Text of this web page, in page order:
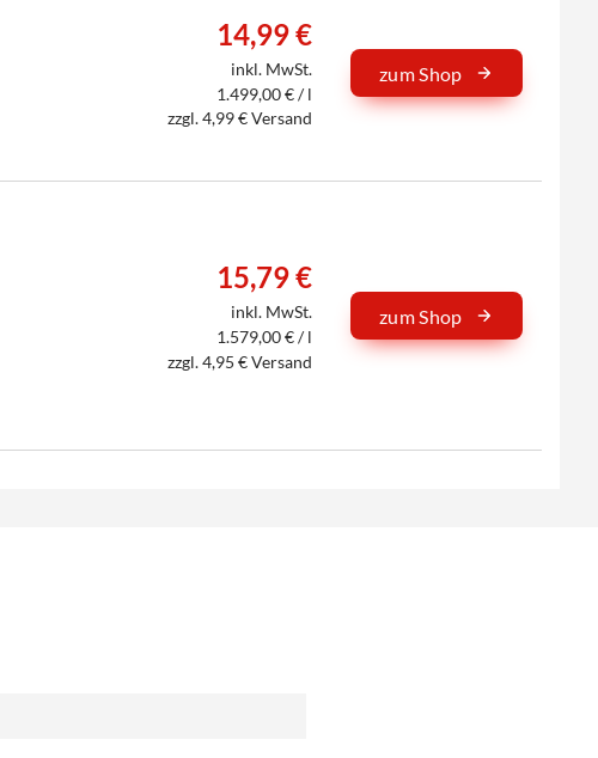
14,99 €
inkl. MwSt.
1.499,00 € / l
zzgl. 4,99 € Versand
zum Shop
15,79 €
inkl. MwSt.
1.579,00 € / l
zzgl. 4,95 € Versand
zum Shop